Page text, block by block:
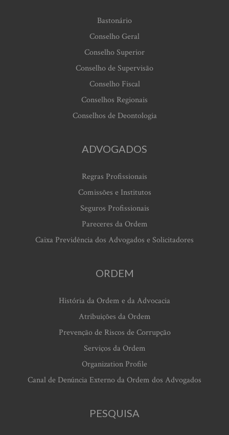
Bastonário
Conselho Geral
Conselho Superior
Conselho de Supervisão
Conselho Fiscal
Conselhos Regionais
Conselhos de Deontologia
ADVOGADOS
Regras Profissionais
Comissões e Institutos
Seguros Profissionais
Pareceres da Ordem
Caixa Previdência dos Advogados e Solicitadores
ORDEM
História da Ordem e da Advocacia
Atribuições da Ordem
Prevenção de Riscos de Corrupção
Serviços da Ordem
Organization Profile
Canal de Denúncia Externo da Ordem dos Advogados
PESQUISA